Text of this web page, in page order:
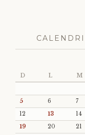
D L M
5
6 7
12
13 14
19
20 21